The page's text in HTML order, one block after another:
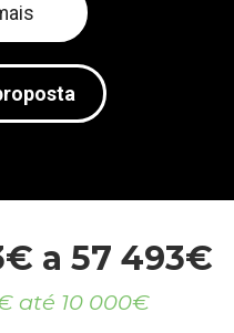
a 57 493€
até 10 000€